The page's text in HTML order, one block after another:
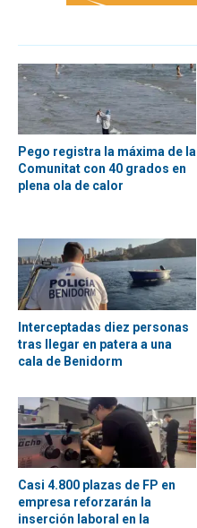
Pego registra la máxima de la
Comunitat con 40 grados en
plena ola de calor
Interceptadas diez personas
tras llegar en patera a una
cala de Benidorm
Casi 4.800 plazas de FP en
empresa reforzarán la
inserción laboral en la